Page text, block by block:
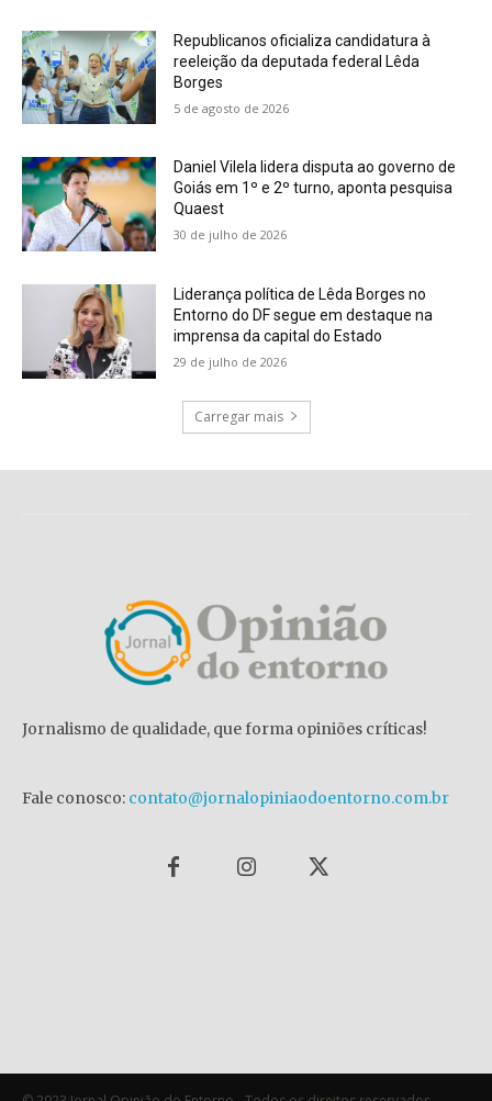
Republicanos oficializa candidatura à
reeleição da deputada federal Lêda
Borges
5 de agosto de 2026
Daniel Vilela lidera disputa ao governo de
Goiás em 1º e 2º turno, aponta pesquisa
Quaest
30 de julho de 2026
Liderança política de Lêda Borges no
Entorno do DF segue em destaque na
imprensa da capital do Estado
29 de julho de 2026
Carregar mais
Jornalismo de qualidade, que forma opiniões críticas!
Fale conosco: contato@jornalopiniaodoentorno.com.br